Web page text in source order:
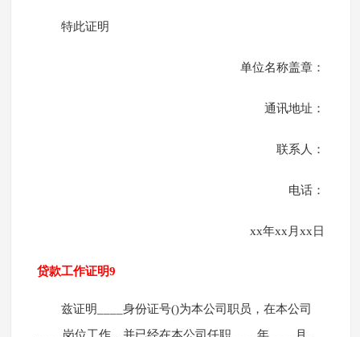
特此证明
单位名称盖章：
通讯地址：
联系人：
电话：
xx年xx月xx日
贷款工作证明9
兹证明____身份证号()为本公司职员，在本公司